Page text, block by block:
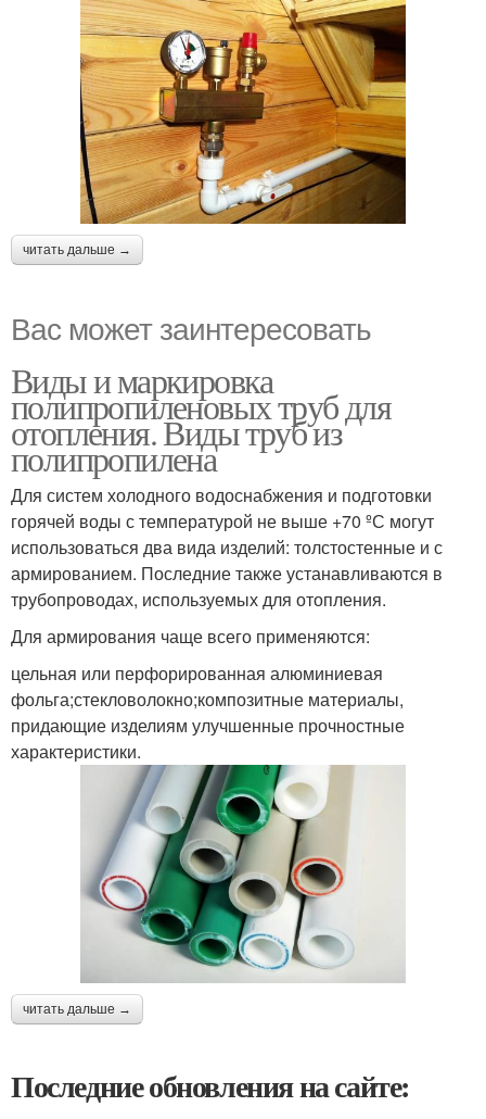
читать дальше →
Вас может заинтересовать
Виды и маркировка
полипропиленовых труб для
отопления. Виды труб из
полипропилена
Для систем холодного водоснабжения и подготовки
горячей воды с температурой не выше +70 ºС могут
использоваться два вида изделий: толстостенные и с
армированием. Последние также устанавливаются в
трубопроводах, используемых для отопления.
Для армирования чаще всего применяются:
цельная или перфорированная алюминиевая
фольга;стекловолокно;композитные материалы,
придающие изделиям улучшенные прочностные
характеристики.
читать дальше →
Последние обновления на сайте: